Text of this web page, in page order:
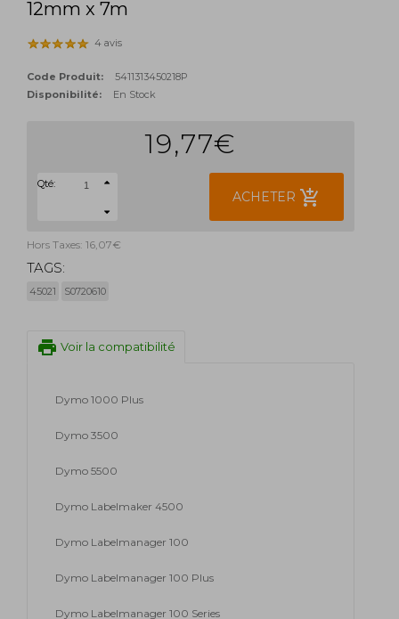
12mm x 7m
4 avis
Code Produit:
5411313450218P
Disponibilité:
En Stock
19,77€
Qté:
ACHETER add_shopping_cart
Hors Taxes: 16,07€
TAGS:
45021 S0720610
print Voir la compatibilité
Dymo 1000 Plus
Dymo 3500
Dymo 5500
Dymo Labelmaker 4500
Dymo Labelmanager 100
Dymo Labelmanager 100 Plus
Dymo Labelmanager 100 Series